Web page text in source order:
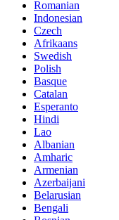
Romanian
Indonesian
Czech
Afrikaans
Swedish
Polish
Basque
Catalan
Esperanto
Hindi
Lao
Albanian
Amharic
Armenian
Azerbaijani
Belarusian
Bengali